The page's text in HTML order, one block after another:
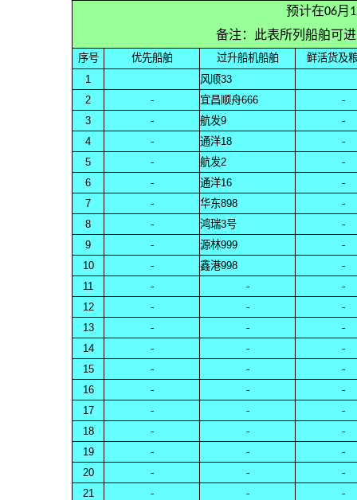
预计在06月
备注：此表所列船舶可
序号 优先船舶 过升船机船舶 鲜活货及
1
风顺33
2
- 宜昌顺舟666
-
3
- 航发9
-
4
- 通洋18
-
5
- 航发2
-
6
- 通洋16
-
7
- 华东898
-
8
- 鸿瑞3号
-
9
- 源林999
-
10
- 鑫港998
-
11
- -
-
12
- -
-
13
- -
-
14
- -
-
15
- -
-
16
- -
-
17
- -
-
18
- -
-
19
- -
-
20
- -
-
21
- -
-